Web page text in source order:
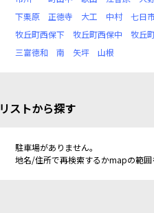
下栗原
正徳寺 大工 中村 七日
牧丘町西保下
牧丘町西保中 牧丘
三富徳和
南 矢坪 山根
リストから探す
駐車場がありません。
地名/住所で再検索するかmapの範囲